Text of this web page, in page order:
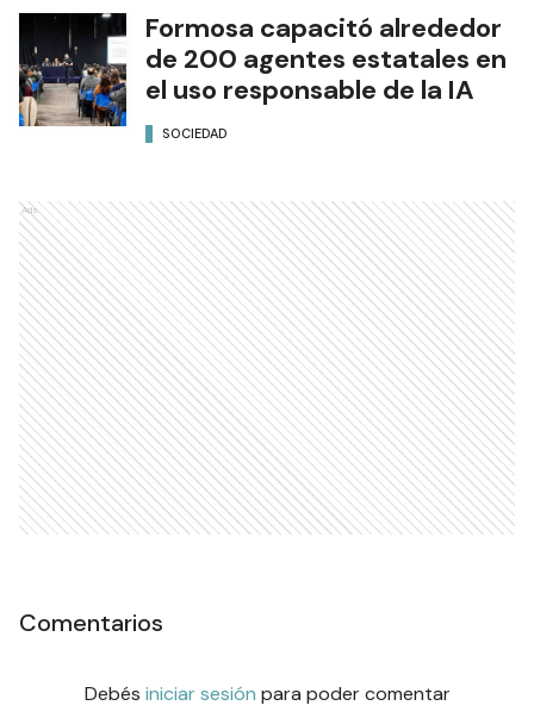
Formosa capacitó alrededor
de 200 agentes estatales en
el uso responsable de la IA
SOCIEDAD
Ads
Comentarios
Debés iniciar sesión para poder comentar